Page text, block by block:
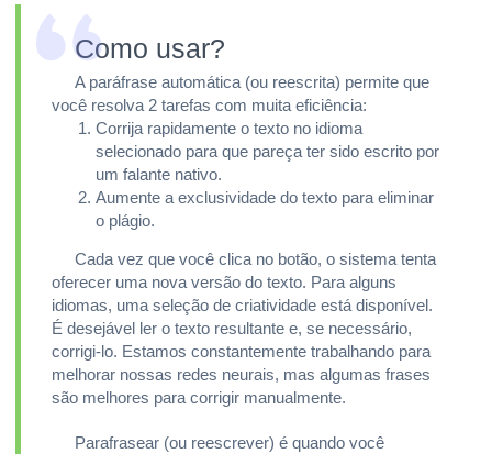
Como usar?
A paráfrase automática (ou reescrita) permite que
você resolva 2 tarefas com muita eficiência:
Corrija rapidamente o texto no idioma
selecionado para que pareça ter sido escrito por
um falante nativo.
Aumente a exclusividade do texto para eliminar
o plágio.
Cada vez que você clica no botão, o sistema tenta
oferecer uma nova versão do texto. Para alguns
idiomas, uma seleção de criatividade está disponível.
É desejável ler o texto resultante e, se necessário,
corrigi-lo. Estamos constantemente trabalhando para
melhorar nossas redes neurais, mas algumas frases
são melhores para corrigir manualmente.
Parafrasear (ou reescrever) é quando você